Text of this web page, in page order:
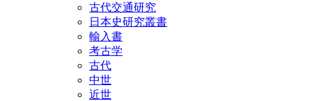
古代交通研究
日本史研究叢書
輸入書
考古学
古代
中世
近世